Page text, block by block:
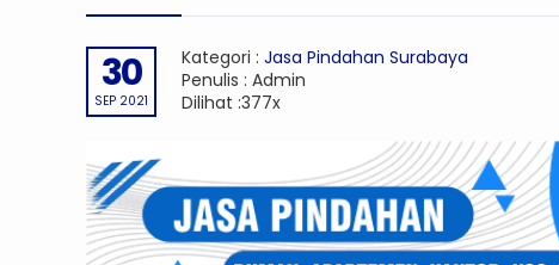
30
SEP 2021
Kategori : Jasa Pindahan Surabaya
Penulis : Admin
Dilihat :377x